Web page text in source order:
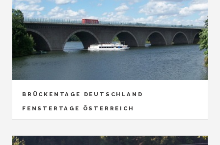
BRÜCKENTAGE DEUTSCHLAND
FENSTERTAGE ÖSTERREICH